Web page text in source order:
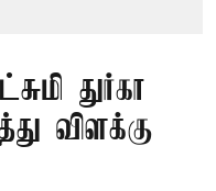
துர்கா
விளக்கு